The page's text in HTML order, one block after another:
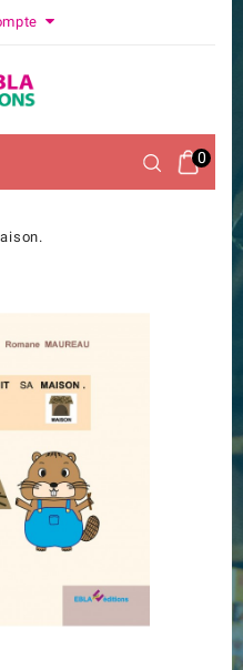
0